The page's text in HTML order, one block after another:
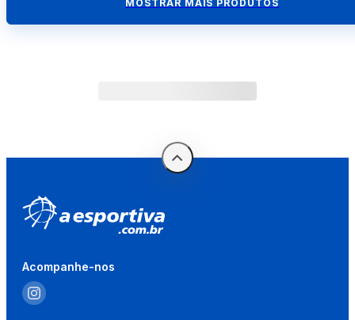
MOSTRAR MAIS PRODUTOS
Acompanhe-nos